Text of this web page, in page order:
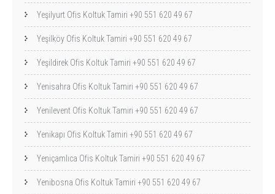
Yeşilyurt Ofis Koltuk Tamiri +90 551 620 49 67
Yeşilköy Ofis Koltuk Tamiri +90 551 620 49 67
Yeşildirek Ofis Koltuk Tamiri +90 551 620 49 67
Yenisahra Ofis Koltuk Tamiri +90 551 620 49 67
Yenilevent Ofis Koltuk Tamiri +90 551 620 49 67
Yenikapı Ofis Koltuk Tamiri +90 551 620 49 67
Yeniçamlıca Ofis Koltuk Tamiri +90 551 620 49 67
Yenibosna Ofis Koltuk Tamiri +90 551 620 49 67